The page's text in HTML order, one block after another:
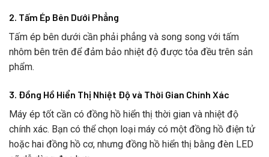
2. Tấm Ép Bên Dưới Phẳng
Tấm ép bên dưới cần phải phẳng và song song với tấm
nhôm bên trên để đảm bảo nhiệt độ được tỏa đều trên sản
phẩm.
3. Đồng Hồ Hiển Thị Nhiệt Độ và Thời Gian Chính Xác
Máy ép tốt cần có đồng hồ hiển thị thời gian và nhiệt độ
chính xác. Bạn có thể chọn loại máy có một đồng hồ điện tử
hoặc hai đồng hồ cơ, nhưng đồng hồ hiển thị bằng đèn LED